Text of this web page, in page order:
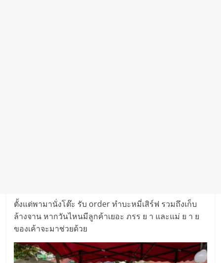
ตั้งแต่พามานั่งโต๊ะ รับ order ทำบะหมี่เสิร์ฟ รวมถึงเก็บ
ล้างจาน หากวันไหนมีลูกค้าเยอะ ภรร ย า และแม่ ย า ย
ของเค้าจะมาช่วยด้วย